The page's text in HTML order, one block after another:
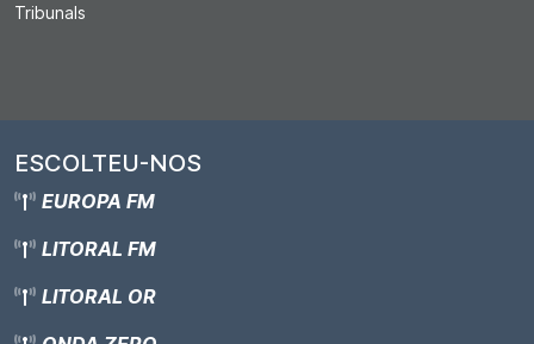
Tribunals
ESCOLTEU-NOS
EUROPA FM
LITORAL FM
LITORAL OR